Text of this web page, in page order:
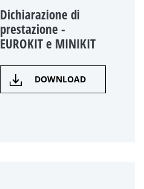
Dichiarazione di
prestazione -
EUROKIT e MINIKIT
DOWNLOAD